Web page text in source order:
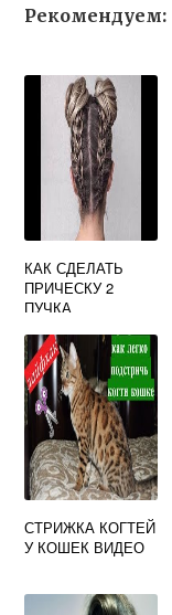
Рекомендуем:
КАК СДЕЛАТЬ
ПРИЧЕСКУ 2
ПУЧКА
СТРИЖКА КОГТЕЙ
У КОШЕК ВИДЕО